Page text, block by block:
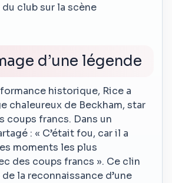
club sur la scène
d’une légende
historique, Rice a
chaleureux de Beckham, star
coups francs. Dans un
: « C’était fou, car il a
moments les plus
des coups francs ». Ce clin
la reconnaissance d’une